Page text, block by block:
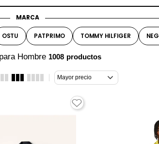
MARCA
OSTU PATPRIMO TOMMY HILFIGER
Hombre 1008 productos
Mayor precio